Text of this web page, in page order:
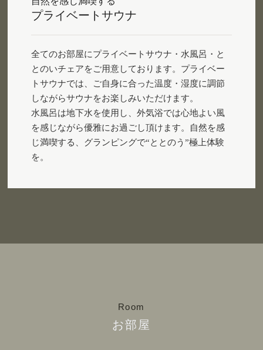
プライベートサウナ
全てのお部屋にプライベートサウナ・水風呂・と
とのいチェアをご用意しております。プライベー
トサウナでは、ご自身に合った温度・湿度に調節
しながらサウナをお楽しみいただけます。
水風呂は地下水を使用し、外気浴では心地よい風
を感じながら優雅にお過ごし頂けます。自然を感
じ満喫する、グランピングで“ととのう”極上体験
を。
Room
お部屋